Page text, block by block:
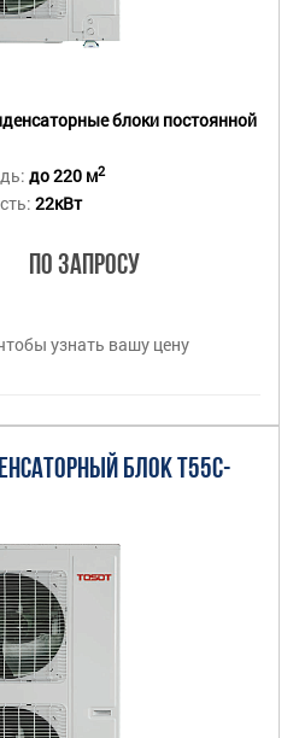
блоки постоянной
до 220 м2
22кВт
По запросу
узнать вашу цену
БЛОК T55C-